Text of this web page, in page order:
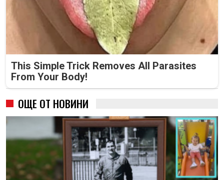
This Simple Trick Removes All Parasites
From Your Body!
ОЩЕ ОТ НОВИНИ